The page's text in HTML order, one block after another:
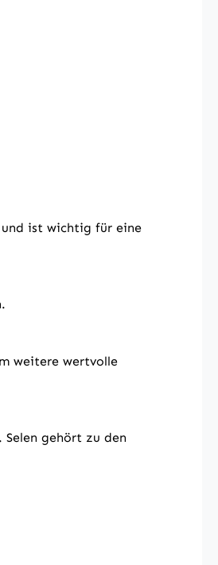
ist wichtig für eine
weitere wertvolle
gehört zu den